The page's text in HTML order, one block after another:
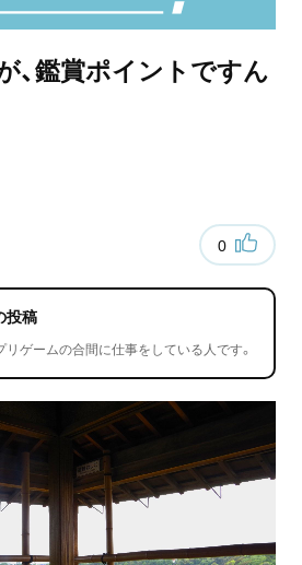
、鑑賞ポイントですん
0
投稿
ゲームの合間に仕事をしている人です。